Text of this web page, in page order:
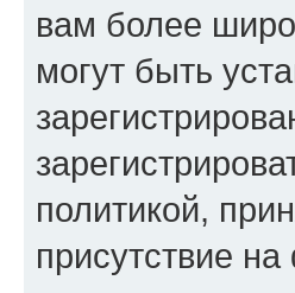
вам более
могут быть
политикой,
присутствие